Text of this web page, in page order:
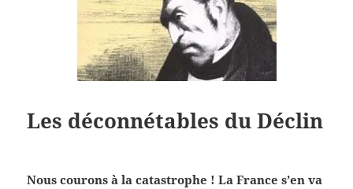
Les déconnétables du Déclin
Nous courons à la catastrophe ! La France s’en va